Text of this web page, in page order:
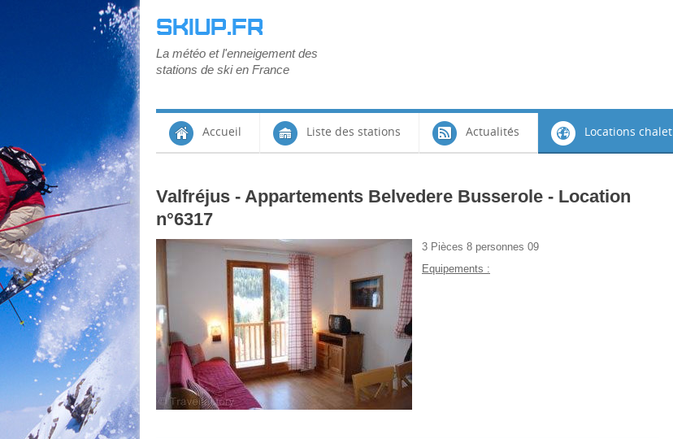
SKIUP.FR
La météo et l'enneigement des
stations de ski en France
Accueil Liste des stations Actualités Locations chalet
Valfréjus - Appartements Belvedere Busserole - Location
n°6317
3 Pièces 8 personnes 09
Equipements :